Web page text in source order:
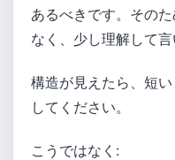
あるべきです。その
なく、少し理解して言
構造が見えたら、短
してください。
こうではなく: